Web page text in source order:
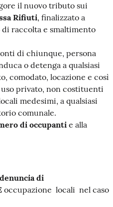
il nuovo tributo sui
Rifiuti, finalizzato a
raccolta e smaltimento
di chiunque, persona
o detenga a qualsiasi
comodato, locazione e così
privato, non costituenti
medesimi, a qualsiasi
comunale.
di occupanti e alla
denuncia di
occupazione locali nel caso